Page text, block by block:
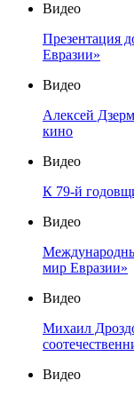
Видео
Презентация
Евразии»
Видео
Алексей
кино
Видео
К 79-й
Видео
мир Евразии»
Видео
Михаил
Видео